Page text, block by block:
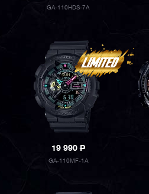
GA-110HDS-7A
19 990P
GA-110MF-1A